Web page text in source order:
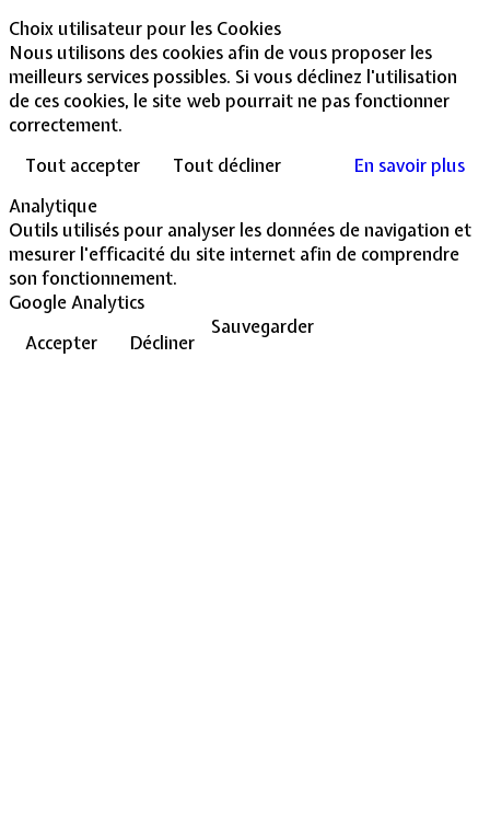
Choix utilisateur pour les Cookies
Nous utilisons des cookies afin de vous proposer les
meilleurs services possibles. Si vous déclinez l'utilisation
de ces cookies, le site web pourrait ne pas fonctionner
correctement.
Tout accepter
Tout décliner
En savoir plus
Analytique
Outils utilisés pour analyser les données de navigation et
mesurer l'efficacité du site internet afin de comprendre
son fonctionnement.
Google Analytics
Accepter
Décliner
Sauvegarder